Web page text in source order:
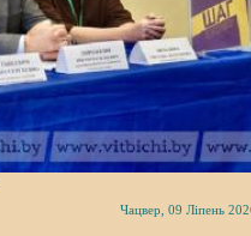
Чацвер, 09 Ліпень